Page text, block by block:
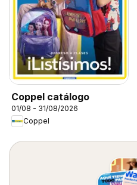
Coppel catálogo
01/08 - 31/08/2026
Coppel